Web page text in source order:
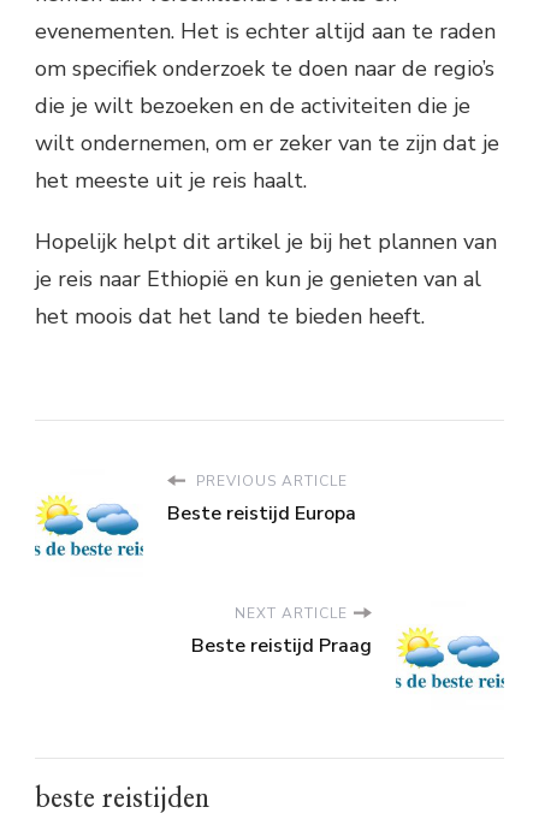
evenementen. Het is echter altijd aan te raden
om specifiek onderzoek te doen naar de regio’s
die je wilt bezoeken en de activiteiten die je
wilt ondernemen, om er zeker van te zijn dat je
het meeste uit je reis haalt.
Hopelijk helpt dit artikel je bij het plannen van
je reis naar Ethiopië en kun je genieten van al
het moois dat het land te bieden heeft.
PREVIOUS ARTICLE
Beste reistijd Europa
NEXT ARTICLE
Beste reistijd Praag
beste reistijden